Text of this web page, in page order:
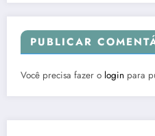
PUBLICAR
Você precisa fazer o login para